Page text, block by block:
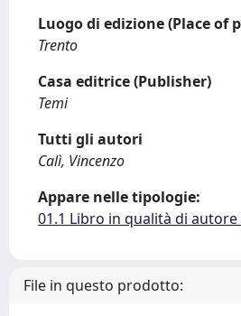
Luogo di edizione (Place of
Trento
Casa editrice (Publisher)
Temi
Tutti gli autori
Calì, Vincenzo
Appare nelle tipologie:
01.1 Libro in qualità di
File in questo prodotto: